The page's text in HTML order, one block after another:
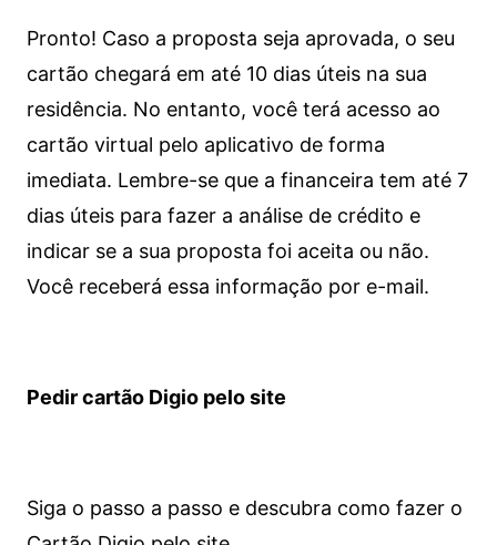
Pronto! Caso a proposta seja aprovada, o seu
cartão chegará em até 10 dias úteis na sua
residência. No entanto, você terá acesso ao
cartão virtual pelo aplicativo de forma
imediata. Lembre-se que a financeira tem até 7
dias úteis para fazer a análise de crédito e
indicar se a sua proposta foi aceita ou não.
Você receberá essa informação por e-mail.
Pedir cartão Digio pelo site
Siga o passo a passo e descubra como fazer o